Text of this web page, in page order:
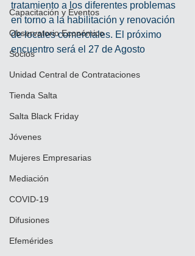
Capacitación y Eventos
Observatorio Económico
Socios
Unidad Central de Contrataciones
Tienda Salta
Salta Black Friday
Jóvenes
Mujeres Empresarias
Mediación
COVID-19
Difusiones
Efemérides
tratamiento a los diferentes problemas
en torno a la habilitación y renovación
de locales comerciales. El próximo
encuentro será el 27 de Agosto